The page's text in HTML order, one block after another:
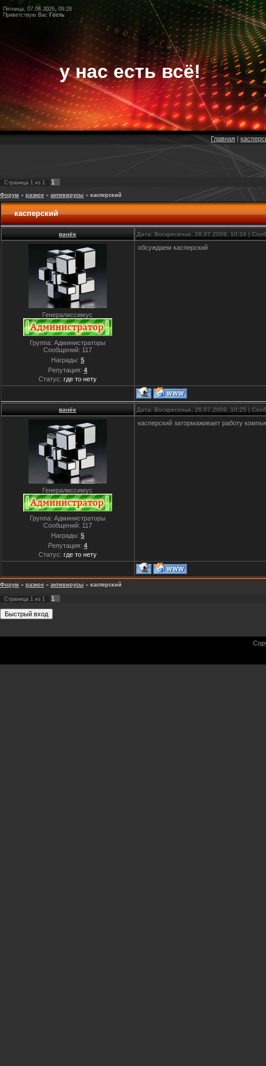
Пятница, 07.08.2026, 09:28
Приветствую Вас Гость
у нас есть всё!
Главная |
Страница 1 из 1 1
Форум » разное » антивирусы » касперский
касперский
ванёк Дата: Воскресенье, 26.07.2009, 10:24 |
Генералиссимус
Группа: Администраторы
Сообщений: 117
Награды: 5
Репутация: 4
Статус: где то нету
обсуждаем касперский
ванёк Дата: Воскресенье, 26.07.2009, 10:25 |
Генералиссимус
Группа: Администраторы
Сообщений: 117
Награды: 5
Репутация: 4
Статус: где то нету
касперский затормаживает работу
Форум » разное » антивирусы » касперский
Страница 1 из 1 1